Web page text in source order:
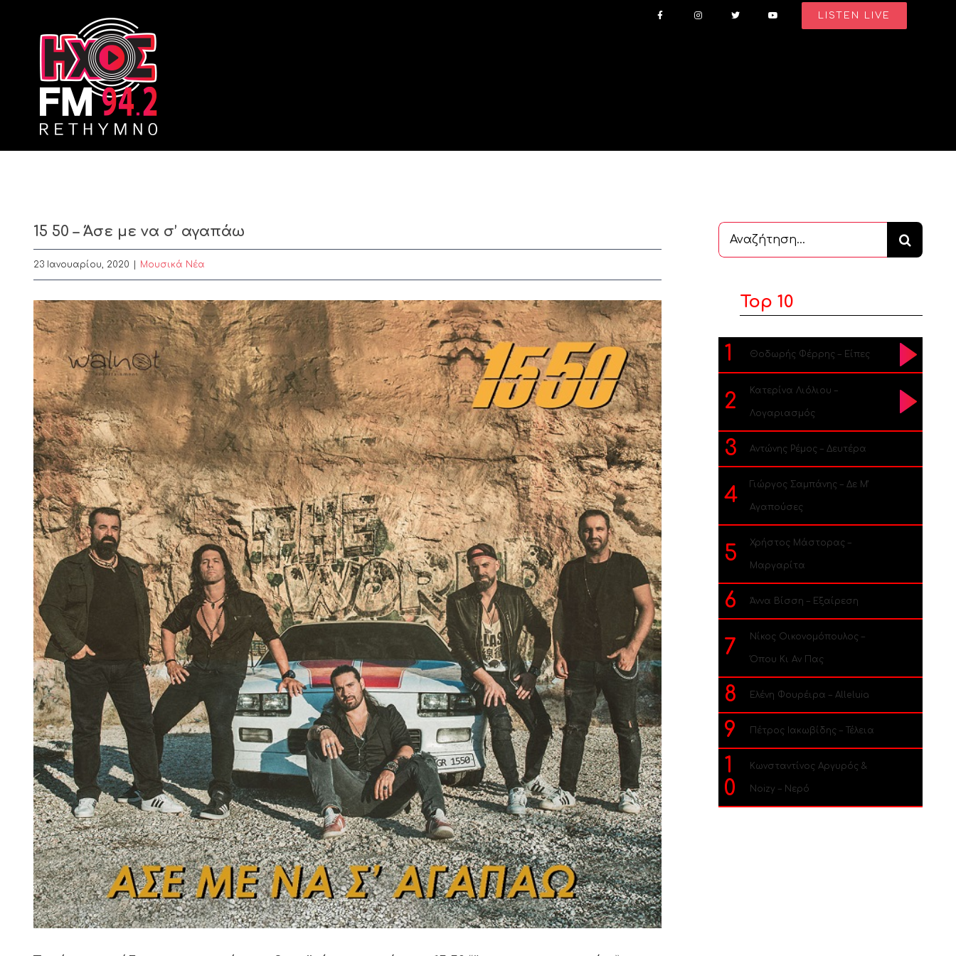
LISTEN LIVE
15 50 – Άσε με να σ’ αγαπάω
23 Ιανουαρίου, 2020 Μουσικά Νέα
View
Larger
Image
Αναζήτηση
...
Top 10
1 Θοδωρής Φέρρης – Είπες
2 Κατερίνα Λιόλιου –
Λογαριασμός
3 Αντώνης Ρέμος – Δευτέρα
4 Γιώργος Σαμπάνης – Δε Μ’
Αγαπούσες
5 Χρήστος Μάστορας –
Μαργαρίτα
6 Άννα Βίσση – Εξαίρεση
7 Νίκος Οικονομόπουλος –
Όπου Κι Αν Πας
8 Ελένη Φουρέιρα – Alleluia
9 Πέτρος Ιακωβίδης – Τέλεια
1
0
Κωνσταντίνος Αργυρός &
Noizy – Νερό